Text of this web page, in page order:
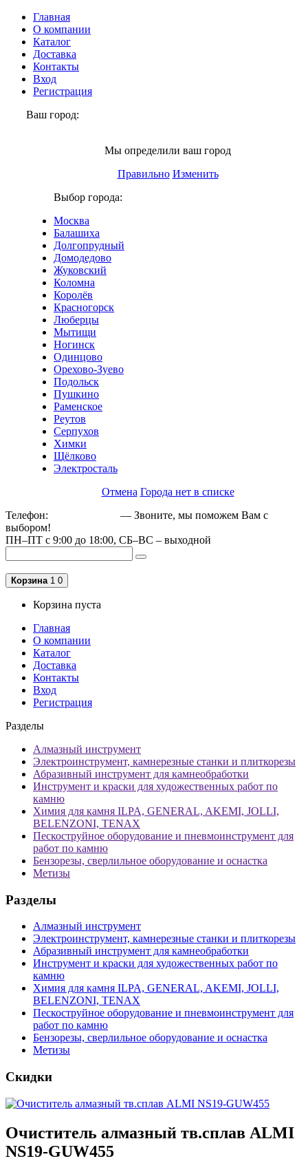
Главная
О компании
Каталог
Доставка
Контакты
Вход
Регистрация
Ваш город:
Мы определили ваш город
Правильно Изменить
Выбор города:
Москва
Балашиха
Долгопрудный
Домодедово
Жуковский
Коломна
Королёв
Красногорск
Люберцы
Мытищи
Ногинск
Одинцово
Орехово-Зуево
Подольск
Пушкино
Раменское
Реутов
Серпухов
Химки
Щёлково
Электросталь
Отмена Города нет в списке
Телефон:
— Звоните, мы поможем Вам с
выбором!
ПН–ПТ с 9:00 до 18:00, СБ–ВС – выходной
Корзина 1 0
Корзина пуста
Главная
О компании
Каталог
Доставка
Контакты
Вход
Регистрация
Разделы
Алмазный инструмент
Электроинструмент, камнерезные станки и плиткорезы
Абразивный инструмент для камнеобработки
Инструмент и краски для художественных работ по
камню
Химия для камня ILPA, GENERAL, AKEMI, JOLLI,
BELENZONI, TENAX
Пескоструйное оборудование и пневмоинструмент для
работ по камню
Бензорезы, сверлильное оборудование и оснастка
Метизы
Разделы
Алмазный инструмент
Электроинструмент, камнерезные станки и плиткорезы
Абразивный инструмент для камнеобработки
Инструмент и краски для художественных работ по
камню
Химия для камня ILPA, GENERAL, AKEMI, JOLLI,
BELENZONI, TENAX
Пескоструйное оборудование и пневмоинструмент для
работ по камню
Бензорезы, сверлильное оборудование и оснастка
Метизы
Скидки
Очиститель алмазный тв.сплав ALMI
NS19-GUW455